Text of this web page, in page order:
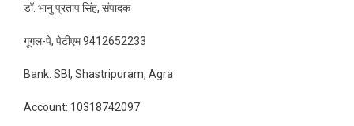
डॉ. भानु प्रताप सिंह, संपादक
गूगल-पे, पेटीएम 9412652233
Bank: SBI, Shastripuram, Agra
Account: 10318742097